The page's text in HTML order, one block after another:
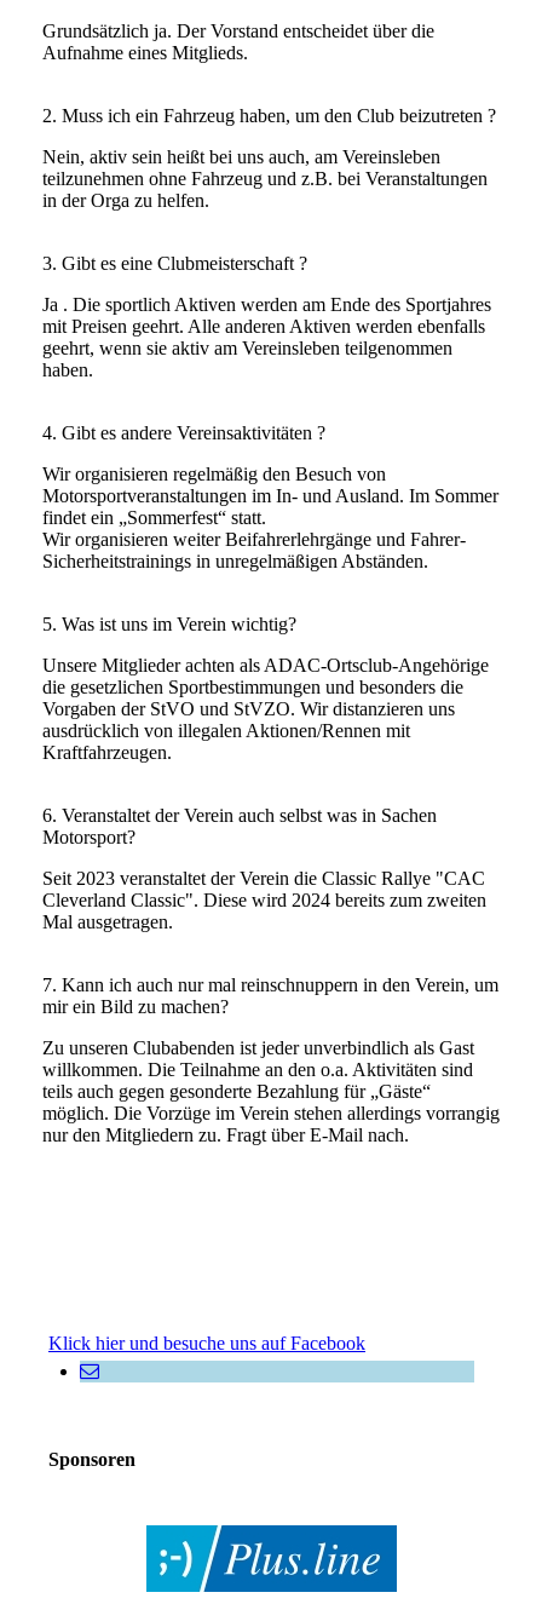
Grundsätzlich ja. Der Vorstand entscheidet über die
Aufnahme eines Mitglieds.
2. Muss ich ein Fahrzeug haben, um den Club beizutreten ?
Nein, aktiv sein heißt bei uns auch, am Vereinsleben
teilzunehmen ohne Fahrzeug und z.B. bei Veranstaltungen
in der Orga zu helfen.
3. Gibt es eine Clubmeisterschaft ?
Ja . Die sportlich Aktiven werden am Ende des Sportjahres
mit Preisen geehrt. Alle anderen Aktiven werden ebenfalls
geehrt, wenn sie aktiv am Vereinsleben teilgenommen
haben.
4. Gibt es andere Vereinsaktivitäten ?
Wir organisieren regelmäßig den Besuch von
Motorsportveranstaltungen im In- und Ausland. Im Sommer
findet ein „Sommerfest“ statt.
Wir organisieren weiter Beifahrerlehrgänge und Fahrer-
Sicherheitstrainings in unregelmäßigen Abständen.
5. Was ist uns im Verein wichtig?
Unsere Mitglieder achten als ADAC-Ortsclub-Angehörige
die gesetzlichen Sportbestimmungen und besonders die
Vorgaben der StVO und StVZO. Wir distanzieren uns
ausdrücklich von illegalen Aktionen/Rennen mit
Kraftfahrzeugen.
6. Veranstaltet der Verein auch selbst was in Sachen
Motorsport?
Seit 2023 veranstaltet der Verein die Classic Rallye "CAC
Cleverland Classic". Diese wird 2024 bereits zum zweiten
Mal ausgetragen.
7. Kann ich auch nur mal reinschnuppern in den Verein, um
mir ein Bild zu machen?
Zu unseren Clubabenden ist jeder unverbindlich als Gast
willkommen. Die Teilnahme an den o.a. Aktivitäten sind
teils auch gegen gesonderte Bezahlung für „Gäste“
möglich. Die Vorzüge im Verein stehen allerdings vorrangig
nur den Mitgliedern zu. Fragt über E-Mail nach.
Klick hier und besuche uns auf Facebook
Sponsoren